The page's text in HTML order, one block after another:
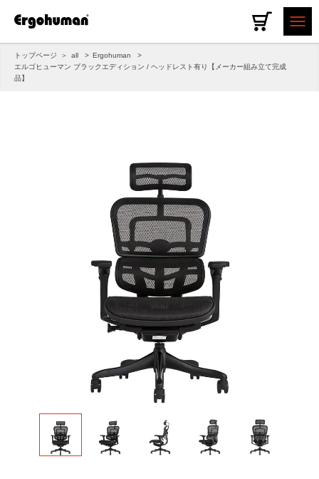
トップページ all
Ergohuman
エルゴヒューマン ブラックエディション / ヘッドレスト有り【メーカー組み立て完成
品】